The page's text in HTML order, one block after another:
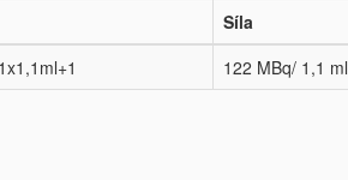
Síla
122 MBq/ 1,1 ml